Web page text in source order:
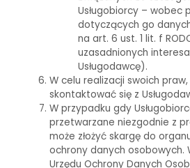
Usługobiorcy – wobec
dotyczących go
na art. 6 ust. 1 lit. f
uzasadnionych
Usługodawcę).
W celu realizacji swoich
skontaktować się z
W przypadku gdy
przetwarzane niezgodnie z
może złożyć skargę do
ochrony danych osobowych.
Urzędu Ochrony Danych